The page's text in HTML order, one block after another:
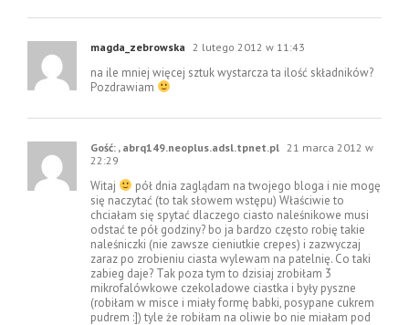
magda_zebrowska 2 lutego 2012 w 11:43
na ile mniej więcej sztuk wystarcza ta ilość składników?
Pozdrawiam
Gość: , abrq149.neoplus.adsl.tpnet.pl 21 marca 2012 w
22:29
Witaj
pół dnia zaglądam na twojego bloga i nie mogę
się naczytać (to tak słowem wstępu) Właściwie to
chciałam się spytać dlaczego ciasto naleśnikowe musi
odstać te pół godziny? bo ja bardzo często robię takie
naleśniczki (nie zawsze cieniutkie crepes) i zazwyczaj
zaraz po zrobieniu ciasta wylewam na patelnię. Co taki
zabieg daje? Tak poza tym to dzisiaj zrobiłam 3
mikrofalówkowe czekoladowe ciastka i były pyszne
(robiłam w misce i miały formę babki, posypane cukrem
pudrem :]) tyle że robiłam na oliwie bo nie miałam pod